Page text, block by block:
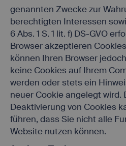
genannten Zwecke zur
berechtigten Interessen
6 Abs. 1 S. 1 lit. f) DS-GVO
Browser akzeptieren
können Ihren Browser
keine Cookies auf Ihrem
werden oder stets ein
neuer Cookie angelegt wird.
Deaktivierung von Cookies
führen, dass Sie nicht alle
Website nutzen können.